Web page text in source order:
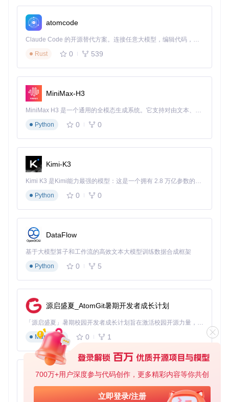
700万+用户深度参与代码创作，更多精彩内容等你共创
立即登录/注册
准备兼容性环境
确认目标系统满足基础要求：支持SSE2指令集的CPU、S
hader Model 3.0兼容显卡，以及Windows Vista至11的任
一系统版本
从项目仓库获取最新稳定版本：
tcode.com/gh_mirrors/dd/DDrawCompat
含"debug"的调试版本
实施兼容性部署
定位游戏主程序目录，通常为游戏安装路径下的.exe文件
将ddraw.dll复制到该目录，确保与游戏主程序位于同一文
件夹
首次启动游戏将自动生成配置文件，位于游戏目录的DDra
wCompat.ini
验证与优化适配效果
启动游戏后检查同目录下生成的日志文件（DDrawCompa
通过游戏内快捷键（默认F11）调出配置界面，根据游戏
特性调整参数
对于《暗黑破坏神》等2D游戏，建议启用"SurfacePatche
s"和"PaletteLookup"选项提升色彩精度
守护数字游戏文化的技术责任
每款经典游戏都是数字文化的重要组成部分，DDrawCompat
的价值不仅在于技术层面的兼容性解决，更在于为这些文化遗
产提供了在现代系统中延续生命的可能。通过这种轻量级适配
方案，玩家得以在不牺牲现代硬件性能的前提下，继续体验那
些承载着一代人记忆的游戏作品。随着系统不断更新，这种兼
梁，让数字娱乐的文化价值得以跨越硬件迭代而传承。
DDrawCompat 下载源代码
atomcode
Claude Code 的开源替代方案。连接任意大模型，编辑代码，运行命令，自动验证 — 全自动执行。用 Rust 构建，极致性能。 ｜ An open-source alternative to Claude Code. Connect any LLM, edit code, run commands, and verify changes — autonomously. Built in Rust for speed. Get Started
Rust
0 539
MiniMax-H3
MiniMax H3 是一个通用的全模态生成系统。它支持对由文本、图像、视频和音频组成的多模态上下文进行统一理解，并能生成分辨率高达 2K、时长可达 15 秒的带原生立体声音频的视频。得益于面向任务泛化的系统设计，H3 在预训练阶段就已具备广泛的多模态上下文理解与生成能力，能够出色地执行复杂的多模态指令。
Python
0 0
Kimi-K3
Kimi K3 是Kimi能力最强的模型：这是一个拥有 2.8 万亿参数的混合专家（MoE）模型，具备原生视觉理解能力，并支持 100 万 token 的上下文窗口。
Python
0 0
DataFlow
基于大模型算子和工作流的高效文本大模型训练数据合成框架
Python
0 5
源启盛夏_AtomGit暑期开发者成长计划
「源启盛夏」暑期校园开发者成长计划旨在激活校园开源力量，通过积分激励、认证扶持、资源倾斜等形式，引导高校组织和开发者完成「入驻 — 建项目 — 做贡献 — 获认证 — 得资源」的完整闭环。无论你是想带领社团入驻平台的组织者，还是希望用代码贡献证明自己的开发者，都能在这里找到属于你的成长路径。
Markdown
0 1
py-xiaozhi
基于Python的Xiaozhi AI，适用于想要完整Xiaozhi体验而无需拥有专用硬件的用户。